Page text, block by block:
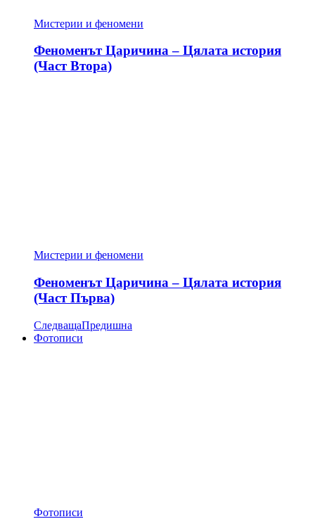
Мистерии и феномени
Феноменът Царичина – Цялата история
(Част Втора)
Мистерии и феномени
Феноменът Царичина – Цялата история
(Част Първа)
СледващаПредишна
Фотописи
Фотописи